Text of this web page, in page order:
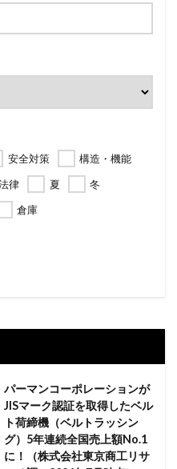
安全対策
構造・機能
律 夏
冬
倉庫
パーマンコーポレーションが
JISマーク認証を取得したベル
ト荷締機（ベルトラッシン
グ）5年連続全国売上額No.1
に！（株式会社東京商工リサ